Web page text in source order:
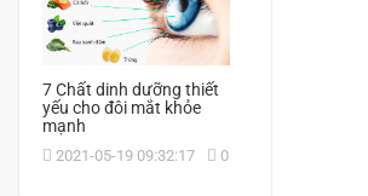
7 Chất dinh dưỡng thiết
yếu cho đôi mắt khỏe
mạnh
2021-05-19 09:32:17 0